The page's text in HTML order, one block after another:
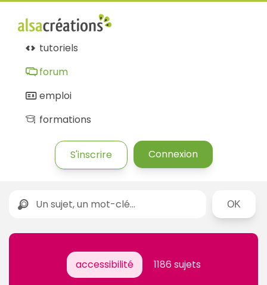
tutoriels
forum
emploi
formations
S'inscrire Connexion
Rechercher
accessibilité 1186 sujets